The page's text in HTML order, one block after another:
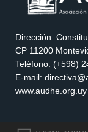
Explorations in
servicios y las
History of
Historia
História
Dirección:
CP 11200
Teléfono: (+598)
E-mail:
www.audhe.org.uy